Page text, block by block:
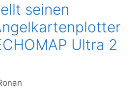
seinen
Ultra 2